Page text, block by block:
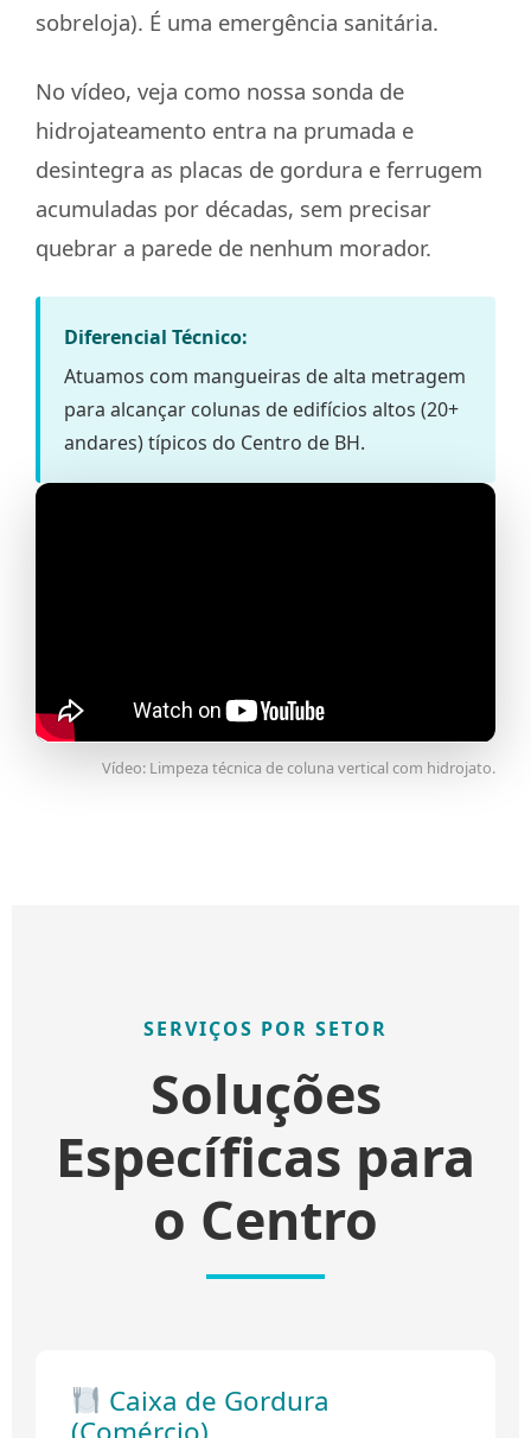
sobreloja). É uma emergência sanitária.
No vídeo, veja como nossa sonda de
hidrojateamento entra na prumada e
desintegra as placas de gordura e ferrugem
acumuladas por décadas, sem precisar
quebrar a parede de nenhum morador.
Diferencial Técnico:
Atuamos com mangueiras de alta metragem
para alcançar colunas de edifícios altos (20+
andares) típicos do Centro de BH.
Vídeo: Limpeza técnica de coluna vertical com hidrojato.
SERVIÇOS POR SETOR
Soluções
Específicas para
o Centro
Caixa de Gordura